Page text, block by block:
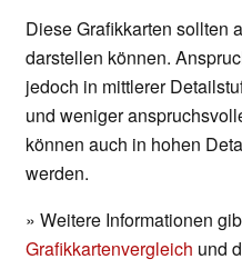
Diese Grafikkarten sollten
darstellen können.
jedoch in mittlerer
und weniger
können auch in hohen
werden.
» Weitere Informationen
Grafikkartenvergleich und